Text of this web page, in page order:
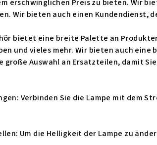
erschwinglichen Preis zu bieten. Wir
Wir bieten auch einen Kundendienst,
bietet eine breite Palette an
und vieles mehr. Wir bieten auch
große Auswahl an Ersatzteilen, damit
Verbinden Sie die Lampe mit dem
Um die Helligkeit der Lampe zu